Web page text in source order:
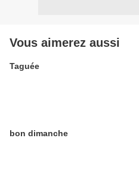
Vous aimerez aussi
Taguée
bon dimanche